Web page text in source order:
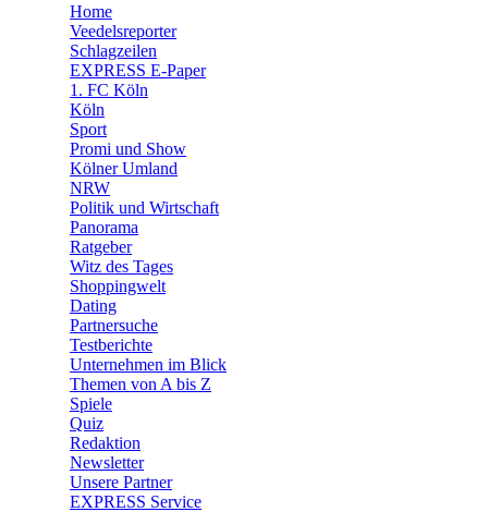
🛒 Shoppingwelt
Home
Veedelsreporter
Schlagzeilen
EXPRESS E-Paper
1. FC Köln
Köln
Sport
Promi und Show
Kölner Umland
NRW
Politik und Wirtschaft
Panorama
Ratgeber
Witz des Tages
Shoppingwelt
Dating
Partnersuche
Testberichte
Unternehmen im Blick
Themen von A bis Z
Spiele
Quiz
Redaktion
Newsletter
Unsere Partner
EXPRESS Service